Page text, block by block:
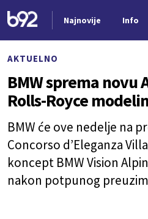
Najnovije Info
AKTUELNO
BMW sprema novu
Rolls-Royce
BMW će ove nedelje na
Concorso d’Eleganza
koncept BMW Vision
nakon potpunog